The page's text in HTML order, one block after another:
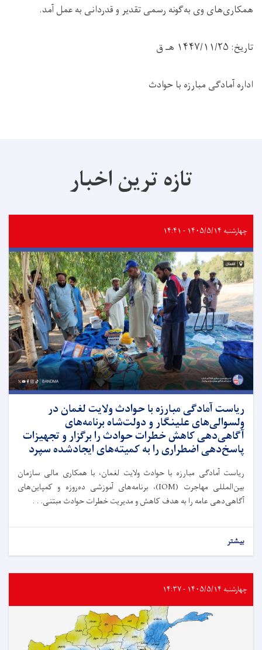
همکاری‌های وی به‌گونه رسمی تقدیر و قدردانی به عمل آمد.
تاریخ: ۱۴۴۷/۱۱/۲۵ هـ ق
اداره آمادگی مبارزه با حوادث
تازه ترین اخبار
چهارشنبه ۱۴۰۵/۵/۱۴ - ۱۴:۴۱
ریاست آمادگی مبارزه با حوادث ولایت لغمان در
ولسوالی‌های علینگار و دولت‌شاه برنامه‌های
آگاهی‌دهی کاهش خطرات حوادث را برگزار و تجهیزات
پاسخ‌دهی اضطراری را به کمیته‌های ایجادشده سپرد
ریاست آمادگی مبارزه با حوادث ولایت لغمان، با همکاری مالی سازمان
بین‌المللی مهاجرت (IOM)، برنامه‌های آموزشی ده‌روزه و کمپاین‌های
آگاهی‌دهی عامه را به هدف کاهش و مدیریت خطرات حوادث مبتنی. . .
بیشتر
چهارشنبه ۱۴۰۵/۵/۱۴ - ۱۴:۳۷